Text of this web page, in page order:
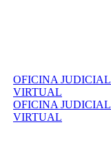
OFICINA JUDICIAL
VIRTUAL
OFICINA JUDICIAL
VIRTUAL